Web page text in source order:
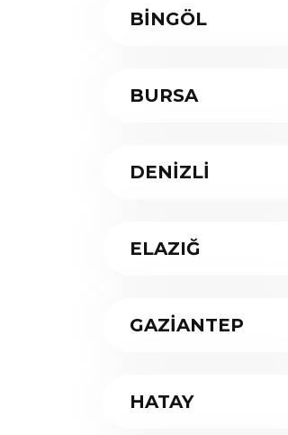
BİNGÖL
BURSA
DENİZLİ
ELAZIĞ
GAZİANTEP
HATAY